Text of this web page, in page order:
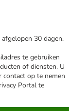
30 dagen.
te gebruiken
of diensten. U
op te nemen
Portal te